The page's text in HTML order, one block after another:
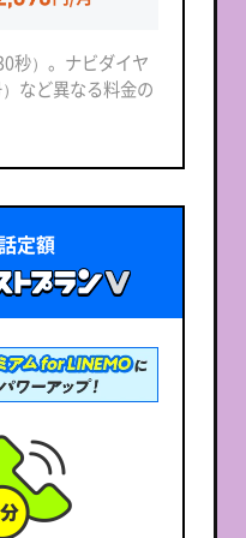
秒）。ナビダイヤ
など異なる料金の
定額